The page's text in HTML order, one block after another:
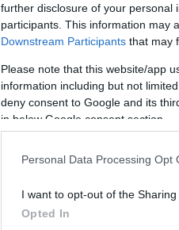
further disclosure of your personal
participants. This information may
Downstream Participants that may
Please note that this website/app
information including but not
deny consent to Google and its
in below Google consent section.
Personal Data Processing Opt
I want to opt-out of the
Opted In